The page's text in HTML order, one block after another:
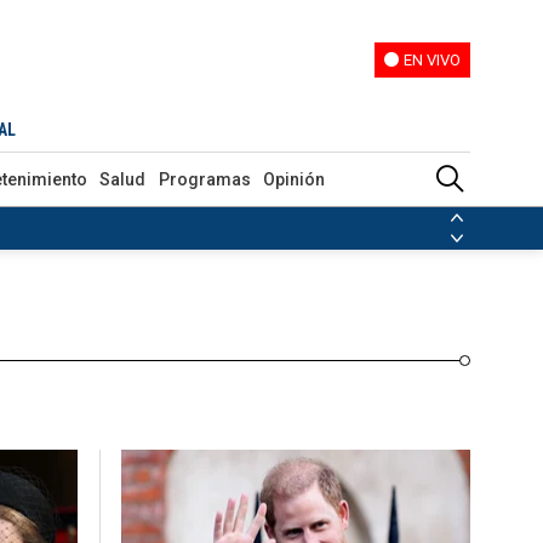
EN VIVO
Salud Programas Opinión
Venezuela Nicolás Maduro
de las FARC